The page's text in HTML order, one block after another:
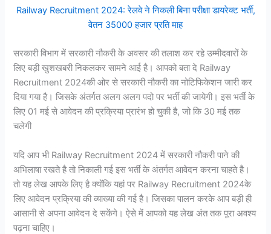
Railway Recruitment 2024: रेलवे ने निकली बिना परीक्षा डायरेक्ट भर्ती,
वेतन 35000 हजार प्रति माह
सरकारी विभाग में सरकारी नौकरी के अवसर की तलाश कर रहे उम्मीदवारों के
लिए बड़ी खुशखबरी निकलकर सामने आई है। आपको बता दे Railway
Recruitment 2024की ओर से सरकारी नौकरी का नोटिफिकेशन जारी कर
दिया गया है। जिसके अंतर्गत अलग अलग पदो पर भर्ती की जायेगी। इस भर्ती के
लिए 01 मई से आवेदन की प्रक्रिया प्रारंभ हो चुकी है, जो कि 30 मई तक
चलेगी
यदि आप भी Railway Recruitment 2024 में सरकारी नौकरी पाने की
अभिलाषा रखते है तो निकाली गई इस भर्ती के अंतर्गत आवेदन करना चाहते है।
तो यह लेख आपके लिए है क्योंकि यहां पर Railway Recruitment 2024के
लिए आवेदन प्रक्रिया की व्याख्या की गई है। जिसका पालन करके आप बड़ी ही
आसानी से अपना आवेदन दे सकेंगे। ऐसे में आपको यह लेख अंत तक पूरा अवश्य
पढ़ना चाहिए।